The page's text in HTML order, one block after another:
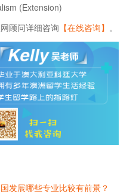
(Extension)
顾问详细咨询 【在线咨询】 。
发展哪些专业比较有前景？